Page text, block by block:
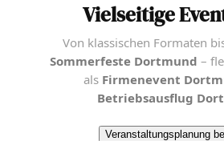
Vielseitige
Von klassischen Formaten
Sommerfeste Dortmund –
als Firmenevent
Betriebsausflug
Veranstaltungsplanung